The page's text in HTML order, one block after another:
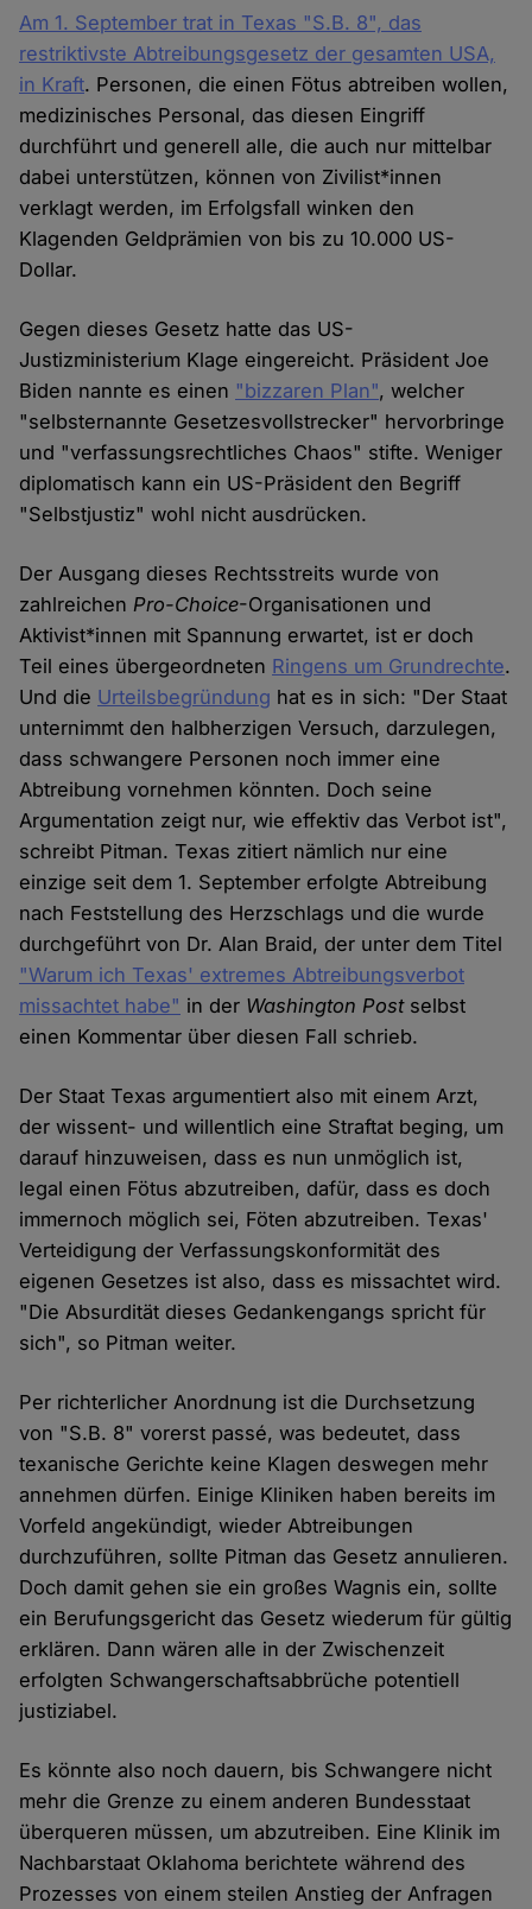
Am 1. September trat in Texas "S.B. 8", das
restriktivste Abtreibungsgesetz der gesamten USA,
in Kraft. Personen, die einen Fötus abtreiben wollen,
medizinisches Personal, das diesen Eingriff
durchführt und generell alle, die auch nur mittelbar
dabei unterstützen, können von Zivilist*innen
verklagt werden, im Erfolgsfall winken den
Klagenden Geldprämien von bis zu 10.000 US-
Dollar.
Gegen dieses Gesetz hatte das US-
Justizministerium Klage eingereicht. Präsident Joe
Biden nannte es einen "bizzaren Plan", welcher
"selbsternannte Gesetzesvollstrecker" hervorbringe
und "verfassungsrechtliches Chaos" stifte. Weniger
diplomatisch kann ein US-Präsident den Begriff
"Selbstjustiz" wohl nicht ausdrücken.
Der Ausgang dieses Rechtsstreits wurde von
zahlreichenPro-Choice-Organisationen und
Aktivist*innen mit Spannung erwartet, ist er doch
Teil eines übergeordneten Ringens um Grundrechte.
Und die Urteilsbegründung hat es in sich: "Der Staat
unternimmt den halbherzigen Versuch, darzulegen,
dass schwangere Personen noch immer eine
Abtreibung vornehmen könnten. Doch seine
Argumentation zeigt nur, wie effektiv das Verbot ist",
schreibt Pitman. Texas zitiert nämlich nur eine
einzige seit dem 1. September erfolgte Abtreibung
nach Feststellung des Herzschlags und die wurde
durchgeführt von Dr. Alan Braid, der unter dem Titel
"Warum ich Texas' extremes Abtreibungsverbot
missachtet habe" in der Washington Postselbst
einen Kommentar über diesen Fall schrieb.
Der Staat Texas argumentiert also mit einem Arzt,
der wissent- und willentlich eine Straftat beging, um
darauf hinzuweisen, dass es nun unmöglich ist,
legal einen Fötus abzutreiben, dafür, dass es doch
immernoch möglich sei, Föten abzutreiben. Texas'
Verteidigung der Verfassungskonformität des
eigenen Gesetzes ist also, dass es missachtet wird.
"Die Absurdität dieses Gedankengangs spricht für
sich", so Pitman weiter.
Per richterlicher Anordnung ist die Durchsetzung
von "S.B. 8" vorerst passé, was bedeutet, dass
texanische Gerichte keine Klagen deswegen mehr
annehmen dürfen. Einige Kliniken haben bereits im
Vorfeld angekündigt, wieder Abtreibungen
durchzuführen, sollte Pitman das Gesetz annulieren.
Doch damit gehen sie ein großes Wagnis ein, sollte
ein Berufungsgericht das Gesetz wiederum für gültig
erklären. Dann wären alle in der Zwischenzeit
erfolgten Schwangerschaftsabbrüche potentiell
justiziabel.
Es könnte also noch dauern, bis Schwangere nicht
mehr die Grenze zu einem anderen Bundesstaat
überqueren müssen, um abzutreiben. Eine Klinik im
Nachbarstaat Oklahoma berichtete während des
Prozesses von einem steilen Anstieg der Anfragen